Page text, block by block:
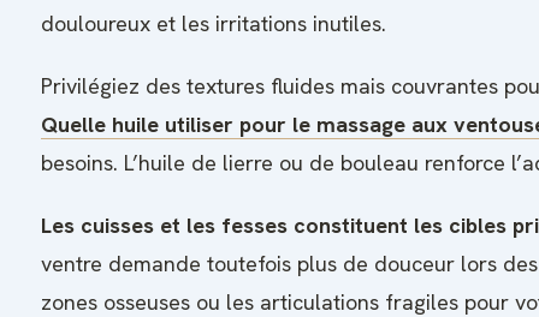
douloureux et les irritations inutiles.
Privilégiez des textures fluides mais couvrantes
Quelle huile utiliser pour le massage aux
besoins. L’huile de lierre ou de bouleau renforce
Les cuisses et les fesses constituent les cibles
ventre demande toutefois plus de douceur lors
zones osseuses ou les articulations fragiles pour